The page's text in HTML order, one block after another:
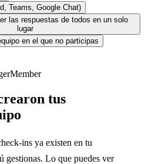
Teams, Google Chat)
las respuestas de todos en un solo
lugar
en el que no participas
Member
tus
ins ya existen en tu
gestionas. Lo que puedes ver